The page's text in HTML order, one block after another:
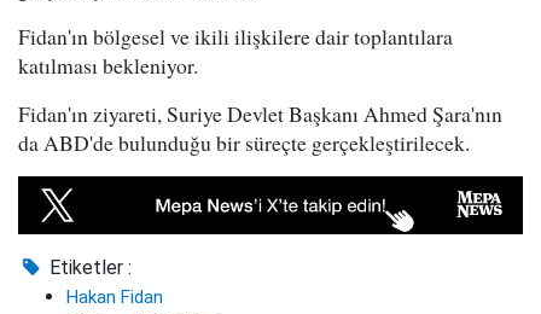
Fidan'ın bölgesel ve ikili ilişkilere dair toplantılara
katılması bekleniyor.
Fidan'ın ziyareti, Suriye Devlet Başkanı Ahmed Şara'nın
da ABD'de bulunduğu bir süreçte gerçekleştirilecek.
Etiketler :
Hakan Fidan